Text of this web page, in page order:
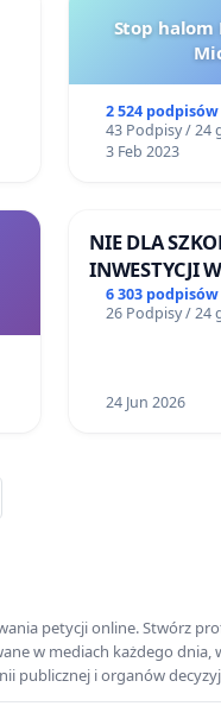
Stop
2 524 podpisów
43 Podpisy / 24
3 Feb 2023
NIE DLA
INWESTYCJI
6 303 podpisów
26 Podpisy / 24
24 Jun 2026
petycji online. Stwórz
w mediach każdego dnia,
publicznej i organów